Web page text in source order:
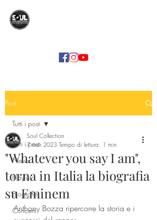
Post
Tutti i post
News
Playlist
Biografie
Concerti
Tutti i post
"Whatever you say I am",
torna in Italia la biografia
su Eminem
Soul Collection
7 mar 2023 Tempo di lettura: 1 min
Anthony Bozza ripercorre la storia e i